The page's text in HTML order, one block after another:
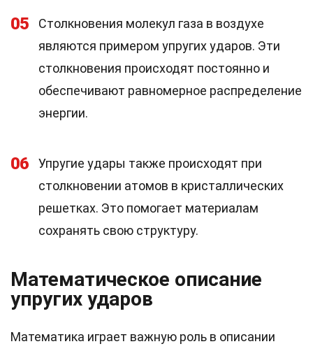
05
Столкновения молекул газа в воздухе
являются примером упругих ударов. Эти
столкновения происходят постоянно и
обеспечивают равномерное распределение
энергии.
06
Упругие удары также происходят при
столкновении атомов в кристаллических
решетках. Это помогает материалам
сохранять свою структуру.
Математическое описание
упругих ударов
Математика играет важную роль в описании